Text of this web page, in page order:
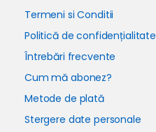
Termeni si Conditii
Politică de confidențialitate
Întrebări frecvente
Cum mă abonez?
Metode de plată
Stergere date personale